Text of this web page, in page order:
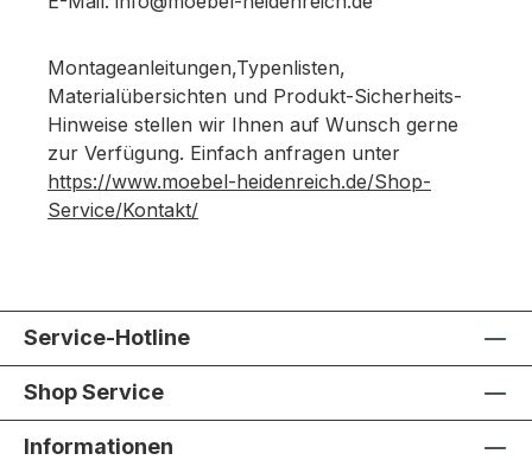
Montageanleitungen,Typenlisten,
Materialübersichten und Produkt-Sicherheits-
Hinweise stellen wir Ihnen auf Wunsch gerne
zur Verfügung. Einfach anfragen unter
https://www.moebel-heidenreich.de/Shop-
Service/Kontakt/
Service-Hotline
Shop Service
Informationen